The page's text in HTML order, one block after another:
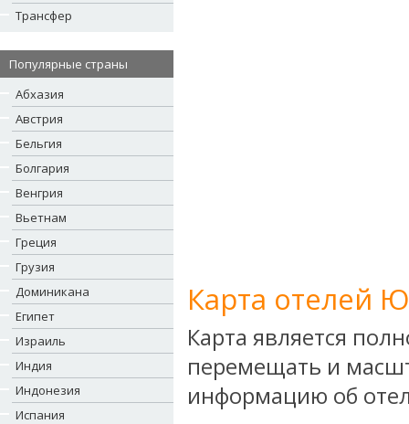
Трансфер
Популярные страны
Абхазия
Австрия
Бельгия
Болгария
Венгрия
Вьетнам
Греция
Грузия
Доминикана
Египет
Израиль
Индия
Индонезия
Испания
Карта отелей
Карта является
перемещать и
информацию об